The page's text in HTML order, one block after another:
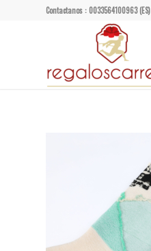
Contactanos : 0033564100963 (ES)